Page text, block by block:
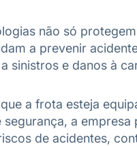
não só
a prevenir
sinistros e danos à
a frota esteja
segurança, a
de acidentes,